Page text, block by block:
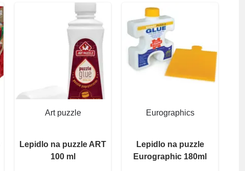
Art puzzle
Lepidlo na puzzle ART
100 ml
Eurographics
Lepidlo na puzzle
Eurographic 180ml